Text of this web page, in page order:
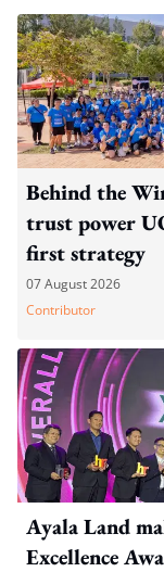
Behind the
trust power
first strategy
07 August 2026
Contributor
Ayala Land
Excellence